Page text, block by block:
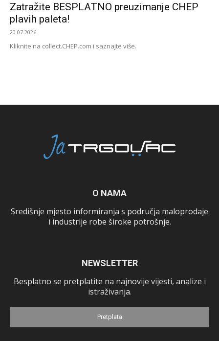
Zatražite BESPLATNO preuzimanje CHEP
plavih paleta!
20.07.2026.
Kliknite na collect.CHEP.com i saznajte više.
O NAMA
Središnje mjesto informiranja s područja maloprodaje
i industrije robe široke potrošnje.
NEWSLETTER
Besplatno se pretplatite na najnovije vijesti, analize i
istraživanja.
Pretplata